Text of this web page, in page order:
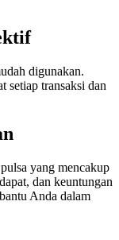
digunakan.
setiap transaksi dan
yang mencakup
dan keuntungan
Anda dalam